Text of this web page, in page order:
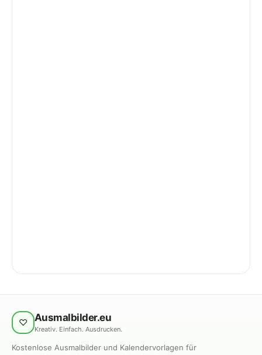
♡ Ausmalbilder.eu
Kreativ. Einfach. Ausdrucken.
Kostenlose Ausmalbilder und Kalendervorlagen für